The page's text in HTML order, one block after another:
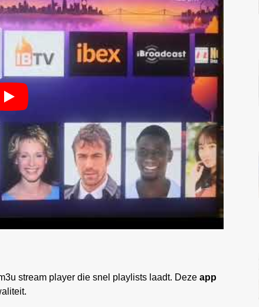
stream player die snel playlists laadt. Deze app